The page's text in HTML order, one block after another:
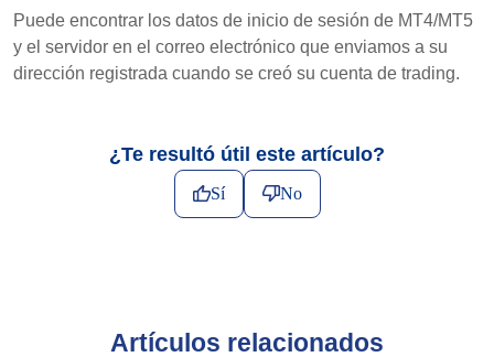
Puede encontrar los datos de inicio de sesión de MT4/MT5
y el servidor en el correo electrónico que enviamos a su
dirección registrada cuando se creó su cuenta de trading.
¿Te resultó útil este artículo?
Sí No
Artículos relacionados